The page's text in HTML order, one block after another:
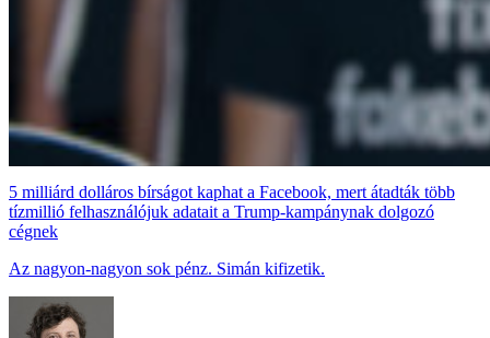
5 milliárd dolláros bírságot kaphat a Facebook, mert átadták több
tízmillió felhasználójuk adatait a Trump-kampánynak dolgozó
cégnek
Az nagyon-nagyon sok pénz. Simán kifizetik.